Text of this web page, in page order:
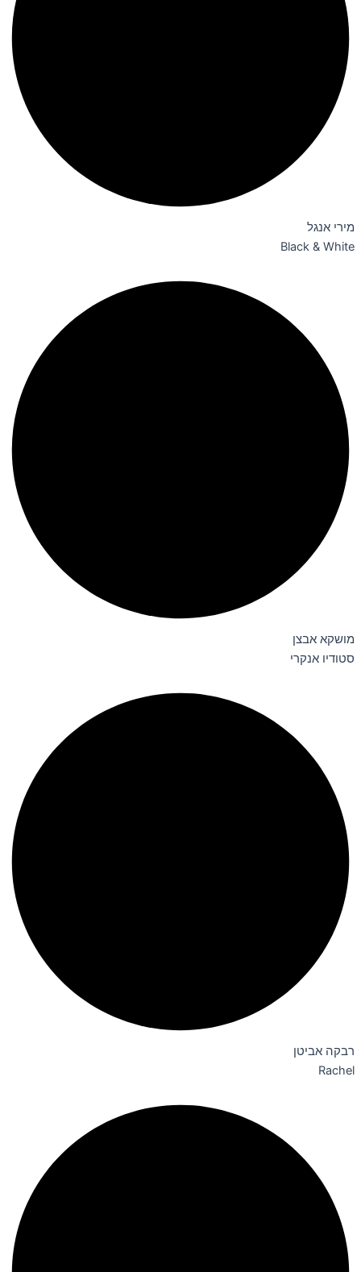
מירי אנגל
Black & White
מושקא אבצן
סטודיו אנקרי
רבקה אביטן
Rachel